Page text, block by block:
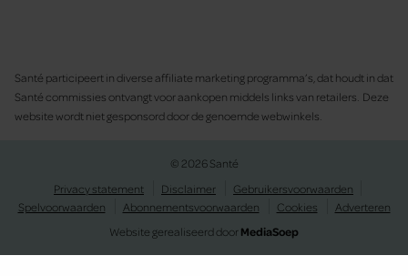
Santé participeert in diverse affiliate marketing programma’s, dat houdt in dat
Santé commissies ontvangt voor aankopen middels links van retailers. Deze
website wordt niet gesponsord door de genoemde webwinkels.
© 2026 Santé
Privacy statement
Disclaimer
Gebruikersvoorwaarden
Spelvoorwaarden
Abonnementsvoorwaarden Cookies
Adverteren
Website gerealiseerd doorMediaSoep